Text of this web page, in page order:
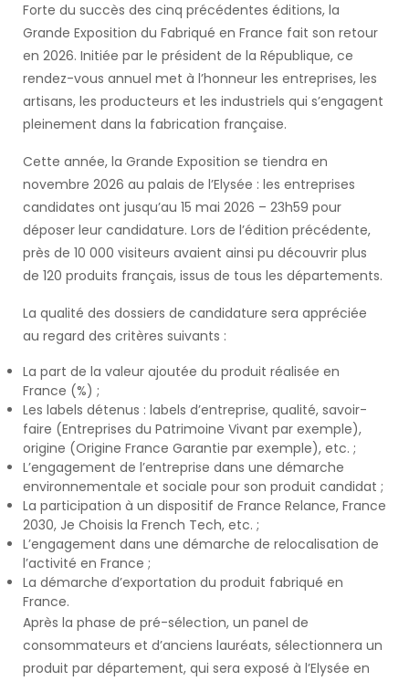
Forte du succès des cinq précédentes éditions, la
Grande Exposition du Fabriqué en France fait son retour
en 2026. Initiée par le président de la République, ce
rendez-vous annuel met à l’honneur les entreprises, les
artisans, les producteurs et les industriels qui s’engagent
pleinement dans la fabrication française.
Cette année, la Grande Exposition se tiendra en
novembre 2026 au palais de l’Elysée : les entreprises
candidates ont jusqu’au 15 mai 2026 – 23h59 pour
déposer leur candidature. Lors de l’édition précédente,
près de 10 000 visiteurs avaient ainsi pu découvrir plus
de 120 produits français, issus de tous les départements.
La qualité des dossiers de candidature sera appréciée
au regard des critères suivants :
La part de la valeur ajoutée du produit réalisée en
France (%) ;
Les labels détenus : labels d’entreprise, qualité, savoir-
faire (Entreprises du Patrimoine Vivant par exemple),
origine (Origine France Garantie par exemple), etc. ;
L’engagement de l’entreprise dans une démarche
environnementale et sociale pour son produit candidat ;
La participation à un dispositif de France Relance, France
2030, Je Choisis la French Tech, etc. ;
L’engagement dans une démarche de relocalisation de
l’activité en France ;
La démarche d’exportation du produit fabriqué en
France.
Après la phase de pré-sélection, un panel de
consommateurs et d’anciens lauréats, sélectionnera un
produit par département, qui sera exposé à l’Elysée en